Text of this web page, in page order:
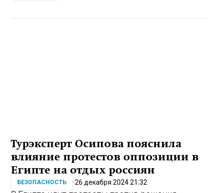
Турэксперт Осипова пояснила
влияние протестов оппозиции в
Египте на отдых россиян
БЕЗОПАСНОСТЬ 26 декабря 2024 21:32